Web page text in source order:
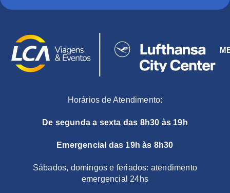
Horários de Atendimento:
De segunda a sexta das 8h30 às 19h
Emergencial das 19h às 8h30
Sábados, domingos e feriados: atendimento
emergencial 24hs